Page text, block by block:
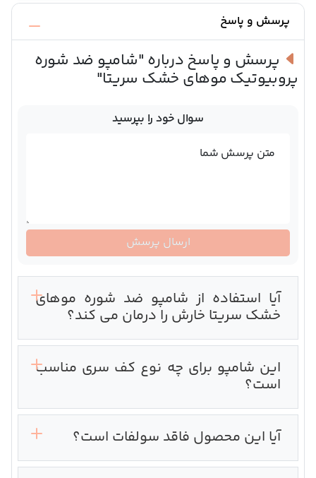
پرسش و پاسخ
پرسش و پاسخ درباره "شامپو ضد شوره
پروبیوتیک موهای خشک سریتا"
آیا استفاده از شامپو ضد شوره موهای
خشک سریتا خارش را درمان می کند؟
این شامپو برای چه نوع کف سری مناسب
است؟
آیا این محصول فاقد سولفات است؟
سوال خود را بپرسید
متن پرسش شما
ارسال پرسش